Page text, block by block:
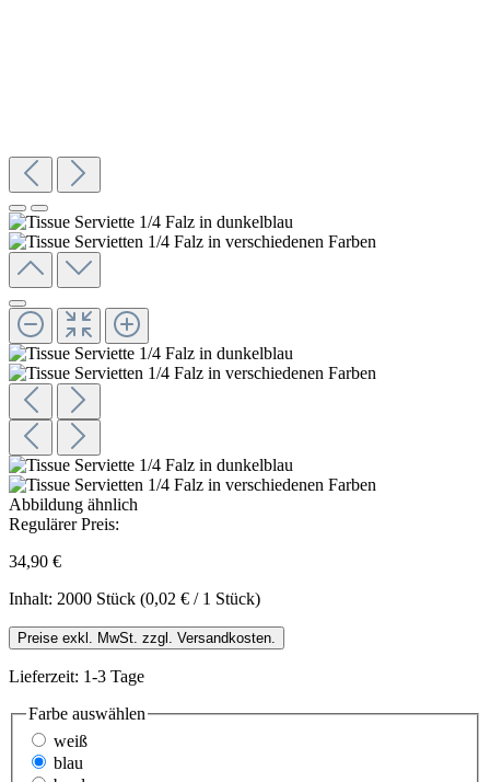
Abbildung ähnlich
Regulärer Preis:
34,90 €
Inhalt: 2000 Stück (0,02 € / 1 Stück)
Preise exkl. MwSt. zzgl. Versandkosten.
Lieferzeit: 1-3 Tage
Farbe auswählen
weiß
blau